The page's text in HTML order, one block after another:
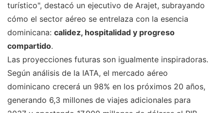
turístico", destacó un ejecutivo de Arajet, subrayando
cómo el sector aéreo se entrelaza con la esencia
dominicana: calidez, hospitalidad y progreso
compartido.
Las proyecciones futuras son igualmente inspiradoras.
Según análisis de la IATA, el mercado aéreo
dominicano crecerá un 98% en los próximos 20 años,
generando 6,3 millones de viajes adicionales para